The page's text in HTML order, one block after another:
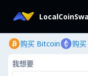
购买 Bitcoin 购
我想要